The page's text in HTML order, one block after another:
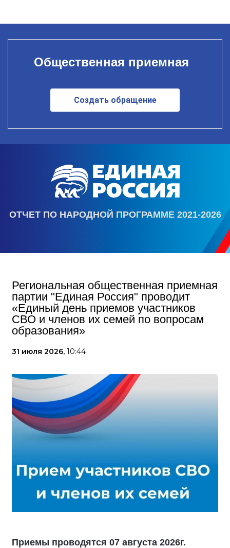
Общественная приемная
Создать обращение
ОТЧЕТ ПО НАРОДНОЙ ПРОГРАММЕ 2021-2026
Региональная общественная приемная
партии "Единая Россия" проводит
«Единый день приемов участников
СВО и членов их семей по вопросам
образования»
31 июля 2026, 10:44
Приемы проводятся 07 августа 2026г.